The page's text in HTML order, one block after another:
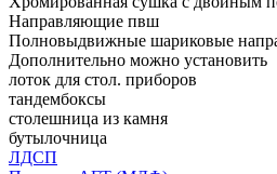
Направляющие пвш
Полновыдвижные шариковые
Дополнительно можно установить
лоток для стол. приборов
тандембоксы
столешница из камня
бутылочница
ЛДСП